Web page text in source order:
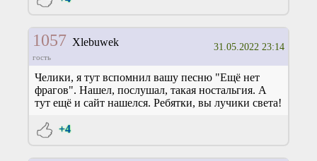
1057 Xlebuwek
гость
31.05.2022 23:14
Челики, я тут вспомнил вашу песню "Ещё нет
фрагов". Нашел, послушал, такая ностальгия. А
тут ещё и сайт нашелся. Ребятки, вы лучики света!
+4